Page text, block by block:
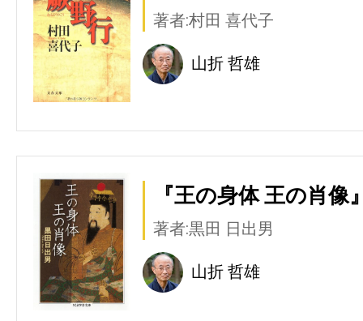
著者:村田 喜代子
山折 哲雄
『王の身体 王の肖像
著者:黒田 日出男
山折 哲雄